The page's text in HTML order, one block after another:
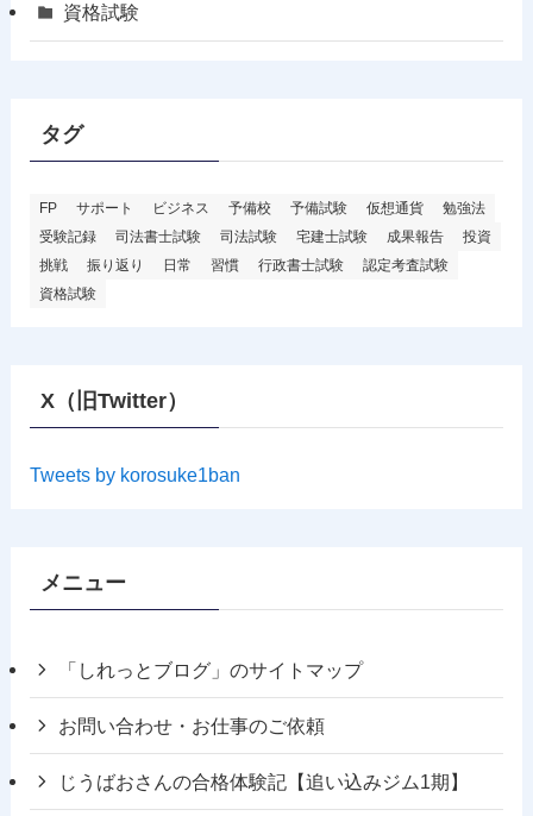
資格試験
タグ
FP サポート ビジネス 予備校 予備試験 仮想通貨
勉強法
受験記録
司法書士試験 司法試験 宅建士試験 成果報告
投資
挑戦
振り返り 日常 習慣 行政書士試験
認定考査試験
資格試験
X（旧Twitter）
Tweets by korosuke1ban
メニュー
「しれっとブログ」のサイトマップ
お問い合わせ・お仕事のご依頼
じうばおさんの合格体験記【追い込みジム1期】